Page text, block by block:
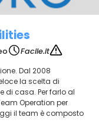
Facile.it
Dal 2008
la scelta di
di casa. Per farlo al
Operation per
il team è composto